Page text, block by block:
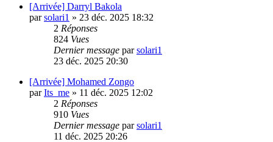
[Arrivée] Darryl Bakola
parsolari1 » 23 déc. 2025 18:32
2 Réponses
824 Vues
Dernier message parsolari1
23 déc. 2025 20:30
[Arrivée] Mohamed Zongo
parIts_me » 11 déc. 2025 12:02
2 Réponses
910 Vues
Dernier message parsolari1
11 déc. 2025 20:26